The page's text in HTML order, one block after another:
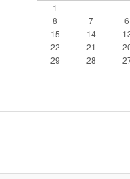
1
6
7
8
14
15
21
22
28
29